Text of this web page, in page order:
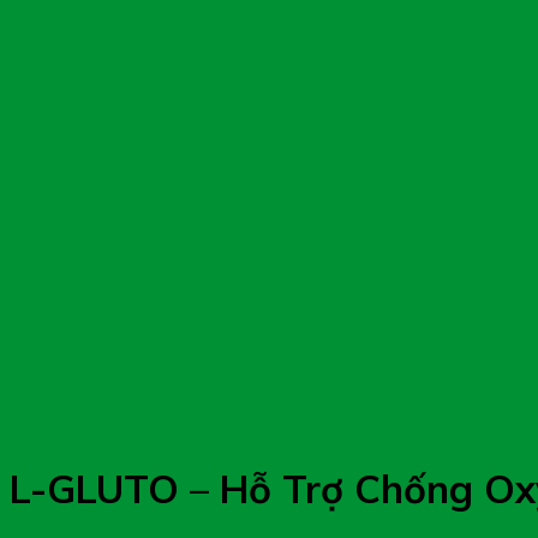
L-GLUTO – Hỗ Trợ Chống